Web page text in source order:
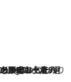
Ago
アルした「ディーン＆デルーカ ハワイ」で必須のお土産8選